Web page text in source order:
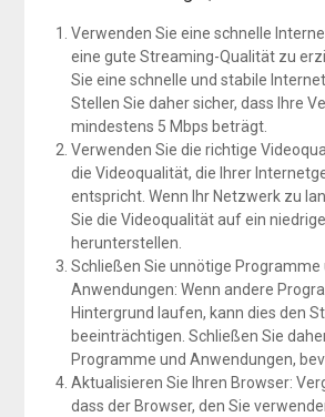
Verwenden Sie eine schnelle
eine gute Streaming-Qualität zu
Sie eine schnelle und stabile
Stellen Sie daher sicher, dass Ihre
mindestens 5 Mbps beträgt.
Verwenden Sie die richtige
die Videoqualität, die Ihrer
entspricht. Wenn Ihr Netzwerk zu
Sie die Videoqualität auf ein
herunterstellen.
Schließen Sie unnötige Programme
Anwendungen: Wenn andere
Hintergrund laufen, kann dies den
beeinträchtigen. Schließen Sie
Programme und Anwendungen,
Aktualisieren Sie Ihren Browser:
dass der Browser, den Sie